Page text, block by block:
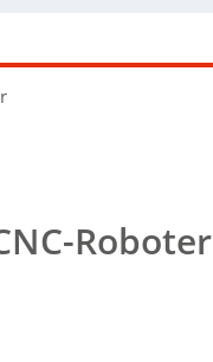
Roboter